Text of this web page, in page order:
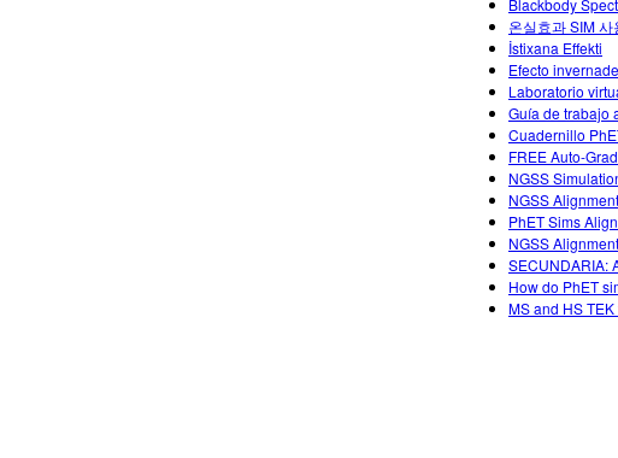
Blackbody
온실효과 SIM 사
İstixana Effekti
Efecto
Laboratorio
Guía de trabajo
Cuadernillo
FREE Auto-
NGSS
NGSS
PhET Sims
NGSS
SECUNDARIA:
How do PhET
MS and HS